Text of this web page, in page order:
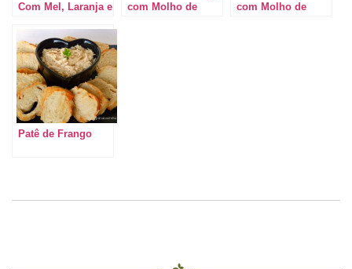
Com Mel, Laranja e
com Molho de
com Molho de
Patê de Frango